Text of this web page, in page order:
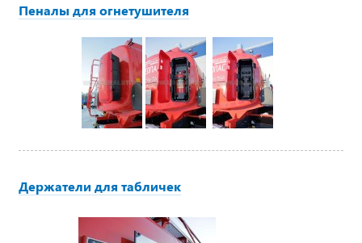
Пеналы для огнетушителя
Держатели для табличек